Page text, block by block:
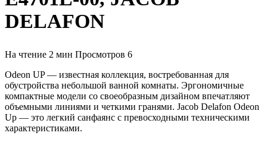
DELAFON
На чтение 2 мин Просмотров 6
Odeon UP — известная коллекция, востребованная для
обустройства небольшой ванной комнаты. Эргономичные
компактные модели со своеобразным дизайном впечатляют
объемными линиями и четкими гранями. Jacob Delafon Odeon
Up — это легкий санфаянс с превосходными техническими
характеристиками.